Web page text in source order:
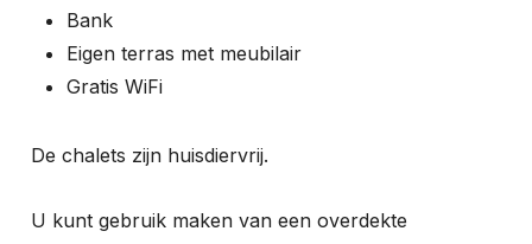
Bank
Eigen terras met meubilair
Gratis WiFi
De chalets zijn huisdiervrij.
U kunt gebruik maken van een overdekte